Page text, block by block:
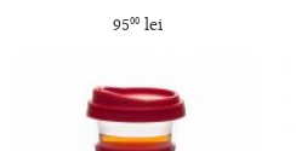
9500lei